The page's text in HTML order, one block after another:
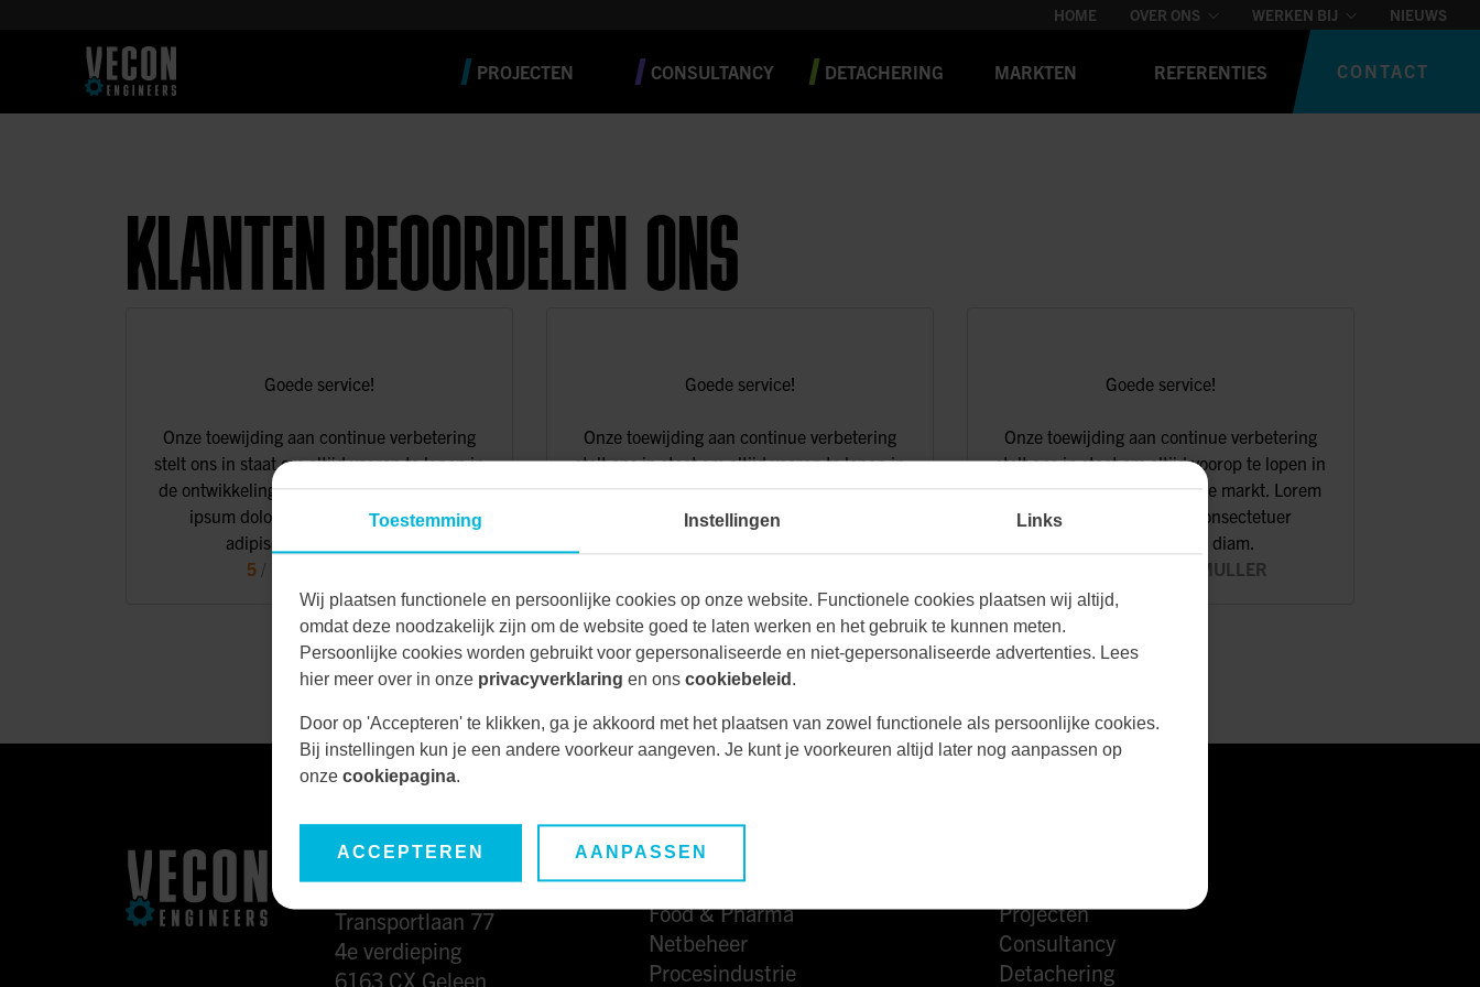
HOME OVER ONS WERKEN BIJ NIEUWS
PROJECTEN CONSULTANCY DETACHERING MARKTEN REFERENTIES CONTACT
KLANTEN BEOORDELEN ONS
Goede service!
Onze toewijding aan continue verbetering
stelt ons in staat om altijd voorop te lopen in
de ontwikkelingen binnen de markt. Lorem
ipsum dolor sit amet, consectetuer
adipiscing elit, sed diam.
5 / 5
Goede service!
Onze toewijding aan continue verbetering
stelt ons in staat om altijd voorop te lopen in
de ontwikkelingen binnen de markt. Lorem
ipsum dolor sit amet, consectetuer
Goede service!
Onze toewijding aan continue verbetering
stelt ons in staat om altijd voorop te lopen in
de ontwikkelingen binnen de markt. Lorem
ipsum dolor sit amet, consectetuer
adipiscing elit, sed diam.
CEDRIC MULLER
CONTACT
Transportlaan 77
4e verdieping
6163 CX Geleen
MARKTEN
Food & Pharma
Netbeheer
Procesindustrie
Projecten
Consultancy
Detachering
Toestemming Instellingen Links
Wij plaatsen functionele en persoonlijke cookies op onze website. Functionele cookies plaatsen wij altijd,
omdat deze noodzakelijk zijn om de website goed te laten werken en het gebruik te kunnen meten.
Persoonlijke cookies worden gebruikt voor gepersonaliseerde en niet-gepersonaliseerde advertenties. Lees
hier meer over in onze privacyverklaring en ons cookiebeleid .
Door op 'Accepteren' te klikken, ga je akkoord met het plaatsen van zowel functionele als persoonlijke cookies.
Bij instellingen kun je een andere voorkeur aangeven. Je kunt je voorkeuren altijd later nog aanpassen op
onze cookiepagina.
ACCEPTEREN AANPASSEN